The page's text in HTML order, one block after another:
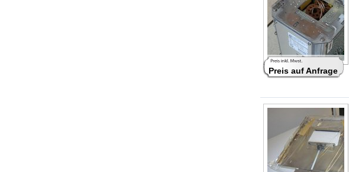
Preis auf Anfrage